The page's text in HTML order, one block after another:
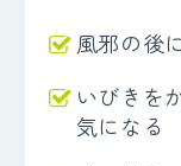
風邪の後
いびきを
気になる